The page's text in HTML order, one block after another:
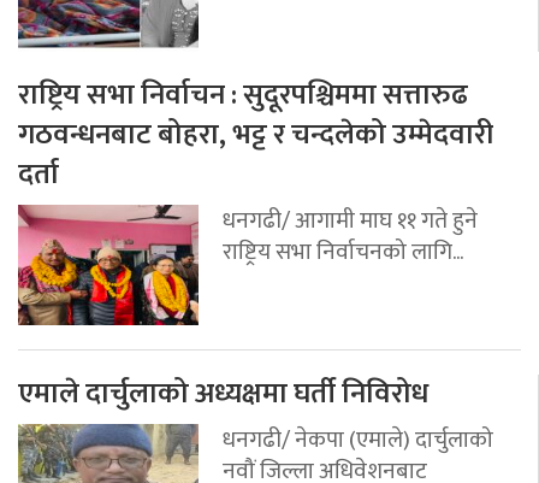
राष्ट्रिय सभा निर्वाचन : सुदूरपश्चिममा सत्तारुढ
गठवन्धनबाट बोहरा, भट्ट र चन्दलेको उम्मेदवारी
दर्ता
धनगढी/ आगामी माघ ११ गते हुने
राष्ट्रिय सभा निर्वाचनको लागि...
एमाले दार्चुलाको अध्यक्षमा घर्ती निविरोध
धनगढी/ नेकपा (एमाले) दार्चुलाको
नवौं जिल्ला अधिवेशनबाट